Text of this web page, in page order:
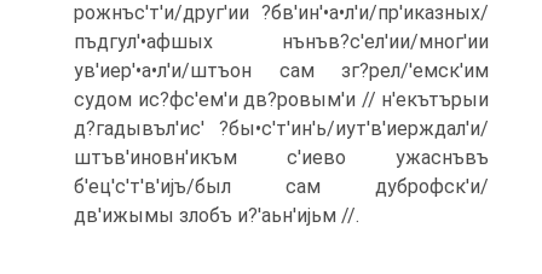
рожнъс'т'и/друг'ии ?бв'ин'•а•л'и/пр'иказных/
пъдгул'•афшых нънъв?с'ел'ии/мног'ии
ув'иер'•а•л'и/штъон сам зг?рел/'емск'им
судом ис?фс'eм'и дв?ровым'и // н'екътърыи
д?гадывъл'ис' ?бы•с'т'ин'ь/иут'в'иерждал'и/
штъв'иновн'икъм с'иево ужаснъвъ
б'eц'с'т'в'иjъ/был сам дуброфск'и/
дв'ижымы злобъ и?'аьн'иjьм //.